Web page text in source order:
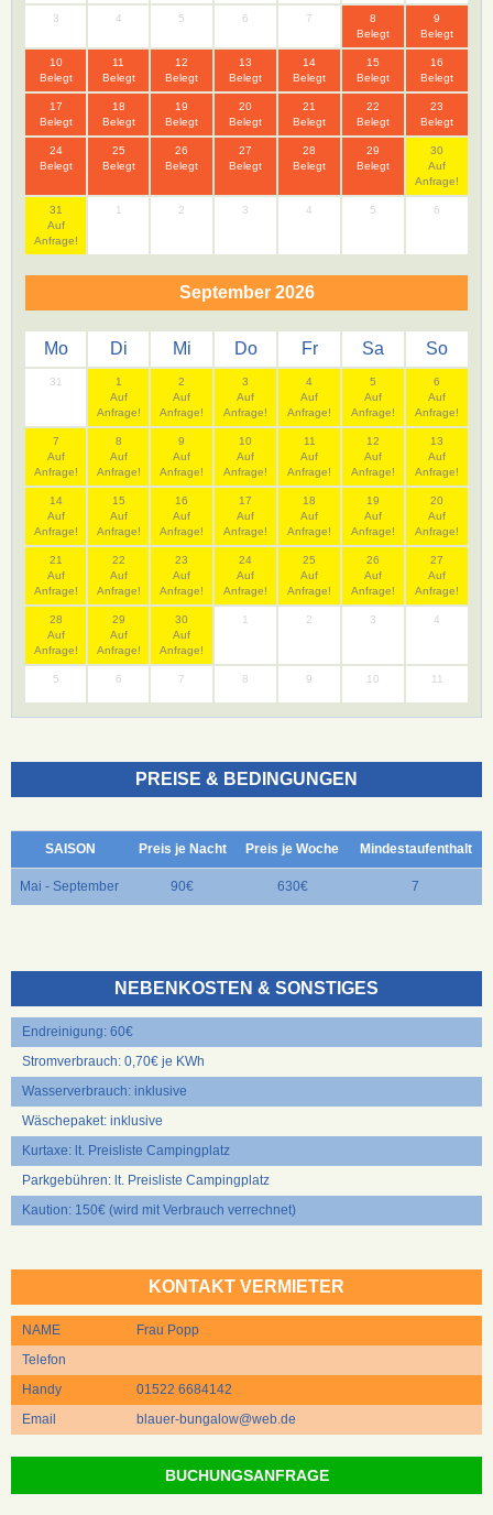
3 4 5 6 7
8
Belegt
9
Belegt
10
Belegt
11
Belegt
12
Belegt
13
Belegt
14
Belegt
15
Belegt
16
Belegt
17
Belegt
18
Belegt
19
Belegt
20
Belegt
21
Belegt
22
Belegt
23
Belegt
24
Belegt
25
Belegt
26
Belegt
27
Belegt
28
Belegt
29
Belegt
30
Auf
Anfrage!
31
Auf
Anfrage!
1 2 3 4 5 6
September 2026
Mo Di Mi Do Fr Sa So
31
1
Auf
Anfrage!
2
Auf
Anfrage!
3
Auf
Anfrage!
4
Auf
Anfrage!
5
Auf
Anfrage!
6
Auf
Anfrage!
7
Auf
Anfrage!
8
Auf
Anfrage!
9
Auf
Anfrage!
10
Auf
Anfrage!
11
Auf
Anfrage!
12
Auf
Anfrage!
13
Auf
Anfrage!
14
Auf
Anfrage!
15
Auf
Anfrage!
16
Auf
Anfrage!
17
Auf
Anfrage!
18
Auf
Anfrage!
19
Auf
Anfrage!
20
Auf
Anfrage!
21
Auf
Anfrage!
22
Auf
Anfrage!
23
Auf
Anfrage!
24
Auf
Anfrage!
25
Auf
Anfrage!
26
Auf
Anfrage!
27
Auf
Anfrage!
28
Auf
Anfrage!
29
Auf
Anfrage!
30
Auf
Anfrage!
1 2 3 4
5 6 7 8 9 10 11
PREISE & BEDINGUNGEN
SAISON Preis je Nacht Preis je Woche Mindestaufenthalt
Mai - September 90€ 630€ 7
NEBENKOSTEN & SONSTIGES
Endreinigung: 60€
Stromverbrauch: 0,70€ je KWh
Wasserverbrauch: inklusive
Wäschepaket: inklusive
Kurtaxe: lt. Preisliste Campingplatz
Parkgebühren: lt. Preisliste Campingplatz
Kaution: 150€ (wird mit Verbrauch verrechnet)
KONTAKT VERMIETER
NAME
Frau Popp
Telefon
Handy
01522 6684142
Email
blauer-bungalow@web.de
BUCHUNGSANFRAGE